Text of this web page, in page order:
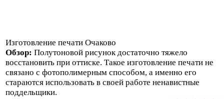
Изготовление печати Очаково
Обзор: Полутоновой рисунок достаточно тяжело
восстановить при оттиске. Такое изготовление печати не
связано с фотополимерным способом, а именно его
стараются использовать в своей работе ненавистные
поддельщики.